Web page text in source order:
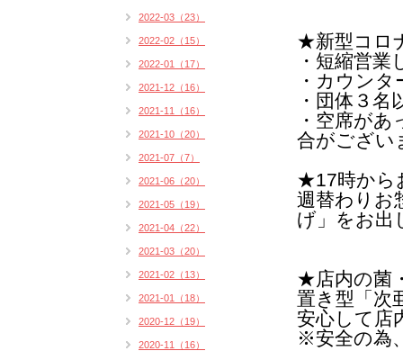
★新型コロ
・短縮営業
・カウン
・団体３
・空席が
合がござい
★17時から
週替わりお
げ」をお出
★店内の菌
置き型「次
安心して店
※安全の為
2022-03（23）
2022-02（15）
2022-01（17）
2021-12（16）
2021-11（16）
2021-10（20）
2021-07（7）
2021-06（20）
2021-05（19）
2021-04（22）
2021-03（20）
2021-02（13）
2021-01（18）
2020-12（19）
2020-11（16）